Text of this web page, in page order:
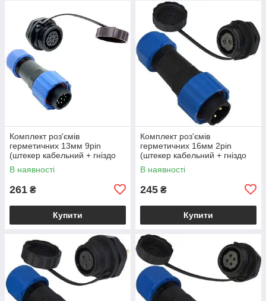
Комплект роз'ємів
герметичних 13мм 9pin
(штекер кабельний + гніздо
монтажне)
В наявності
261 ₴
Купити
Комплект роз'ємів
герметичних 16мм 2pin
(штекер кабельний + гніздо
монтажне)
В наявності
245 ₴
Купити